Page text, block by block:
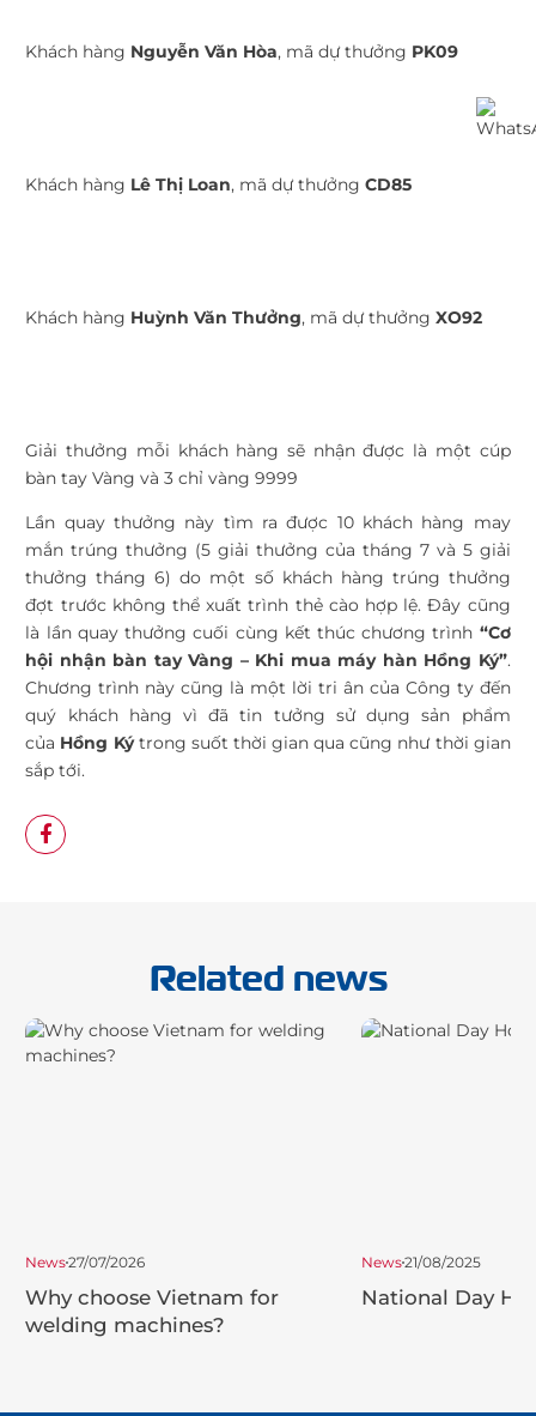
Khách hàng Nguyễn Văn Hòa, mã dự thưởng PK09
Khách hàng Lê Thị Loan, mã dự thưởngCD85
Khách hàng Huỳnh Văn Thưởng, mã dự thưởngXO92
Giải thưởng mỗi khách hàng sẽ nhận được là một cúp
bàn tay Vàng và 3 chỉ vàng 9999
Lần quay thưởng này tìm ra được 10 khách hàng may
mắn trúng thưởng (5 giải thưởng của tháng 7 và 5 giải
thưởng tháng 6) do một số khách hàng trúng thưởng
đợt trước không thể xuất trình thẻ cào hợp lệ. Đây cũng
là lần quay thưởng cuối cùng kết thúc chương trình “Cơ
hội nhận bàn tay Vàng – Khi mua máy hàn Hồng Ký”.
Chương trình này cũng là một lời tri ân của Công ty đến
quý khách hàng vì đã tin tưởng sử dụng sản phẩm
của Hồng Ký trong suốt thời gian qua cũng như thời gian
sắp tới.
Related news
News27/07/2026
Why choose Vietnam for
welding machines?
News21/08/2025
National Day